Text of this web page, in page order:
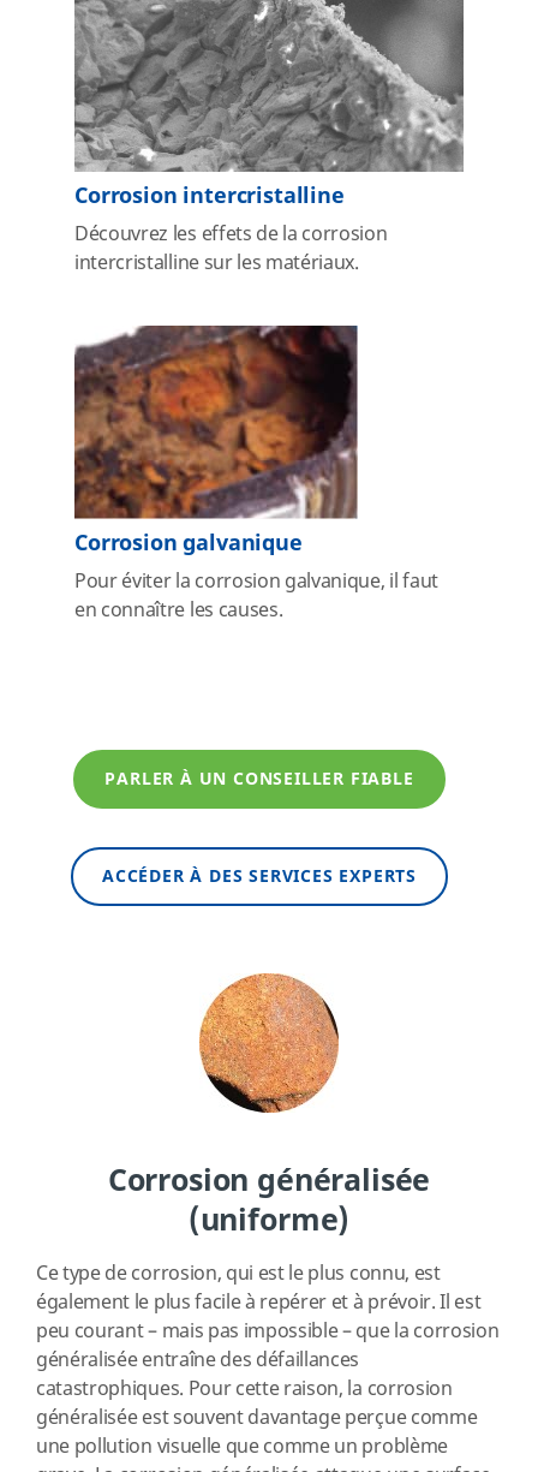
Corrosion intercristalline
Découvrez les effets de la corrosion
intercristalline sur les matériaux.
Corrosion galvanique
Pour éviter la corrosion galvanique, il faut
en connaître les causes.
PARLER À UN CONSEILLER FIABLE
ACCÉDER À DES SERVICES EXPERTS
Corrosion généralisée
(uniforme)
Ce type de corrosion, qui est le plus connu, est
également le plus facile à repérer et à prévoir. Il est
peu courant – mais pas impossible – que la corrosion
généralisée entraîne des défaillances
catastrophiques. Pour cette raison, la corrosion
généralisée est souvent davantage perçue comme
une pollution visuelle que comme un problème